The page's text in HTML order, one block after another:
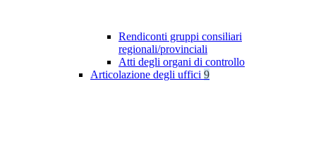
Rendiconti gruppi consiliari
regionali/provinciali
Atti degli organi di controllo
Articolazione degli uffici 9